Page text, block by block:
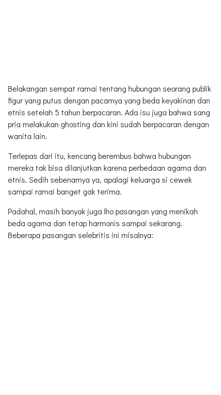
Belakangan sempat ramai tentang hubungan seorang publik
figur yang putus dengan pacarnya yang beda keyakinan dan
etnis setelah 5 tahun berpacaran. Ada isu juga bahwa sang
pria melakukan ghosting dan kini sudah berpacaran dengan
wanita lain.
Terlepas dari itu, kencang berembus bahwa hubungan
mereka tak bisa dilanjutkan karena perbedaan agama dan
etnis. Sedih sebenarnya ya, apalagi keluarga si cewek
sampai ramai banget gak terima.
Padahal, masih banyak juga lho pasangan yang menikah
beda agama dan tetap harmonis sampai sekarang.
Beberapa pasangan selebritis ini misalnya: